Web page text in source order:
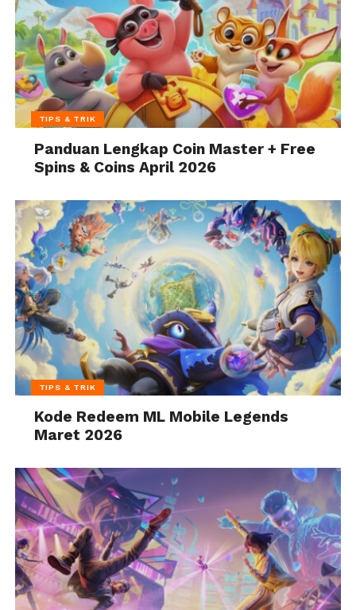
TIPS & TRIK
Panduan Lengkap Coin Master + Free
Spins & Coins April 2026
TIPS & TRIK
Kode Redeem ML Mobile Legends
Maret 2026